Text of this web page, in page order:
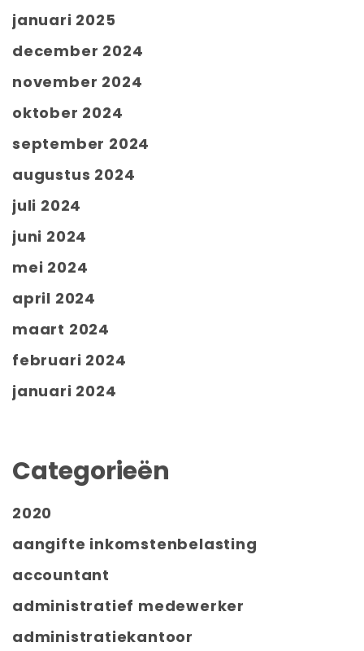
januari 2025
december 2024
november 2024
oktober 2024
september 2024
augustus 2024
juli 2024
juni 2024
mei 2024
april 2024
maart 2024
februari 2024
januari 2024
Categorieën
2020
aangifte inkomstenbelasting
accountant
administratief medewerker
administratiekantoor